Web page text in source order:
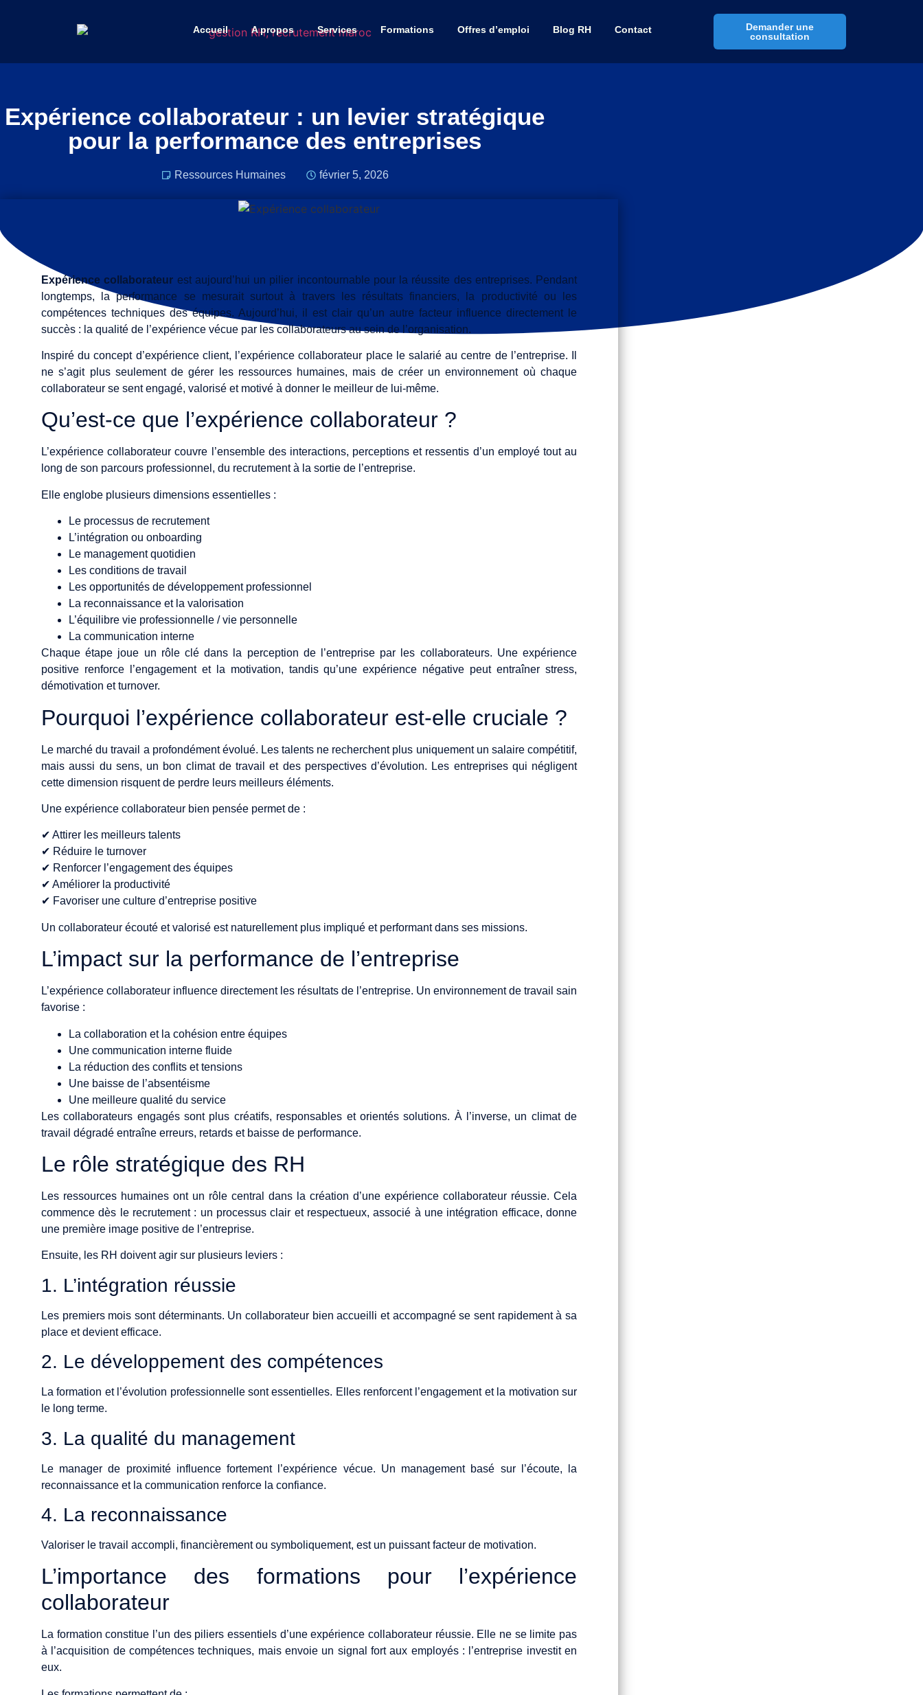
Accueil A propos Services Formations Offres d’emploi Blog RH Contact
Demander une
consultation
Expérience collaborateur : un levier stratégique
pour la performance des entreprises
Ressources Humaines février 5, 2026
Expérience collaborateur est aujourd’hui un pilier incontournable pour la réussite des entreprises. Pendant
longtemps, la performance se mesurait surtout à travers les résultats financiers, la productivité ou les
compétences techniques des équipes. Aujourd’hui, il est clair qu’un autre facteur influence directement le
succès : la qualité de l’expérience vécue par les collaborateurs au sein de l’organisation.
Inspiré du concept d’expérience client, l’expérience collaborateur place le salarié au centre de l’entreprise. Il
ne s’agit plus seulement de gérer les ressources humaines, mais de créer un environnement où chaque
collaborateur se sent engagé, valorisé et motivé à donner le meilleur de lui-même.
Qu’est-ce que l’expérience collaborateur ?
L’expérience collaborateur couvre l’ensemble des interactions, perceptions et ressentis d’un employé tout au
long de son parcours professionnel, du recrutement à la sortie de l’entreprise.
Elle englobe plusieurs dimensions essentielles :
Le processus de recrutement
L’intégration ou onboarding
Le management quotidien
Les conditions de travail
Les opportunités de développement professionnel
La reconnaissance et la valorisation
L’équilibre vie professionnelle / vie personnelle
La communication interne
Chaque étape joue un rôle clé dans la perception de l’entreprise par les collaborateurs. Une expérience
positive renforce l’engagement et la motivation, tandis qu’une expérience négative peut entraîner stress,
démotivation et turnover.
Pourquoi l’expérience collaborateur est-elle cruciale ?
Le marché du travail a profondément évolué. Les talents ne recherchent plus uniquement un salaire compétitif,
mais aussi du sens, un bon climat de travail et des perspectives d’évolution. Les entreprises qui négligent
cette dimension risquent de perdre leurs meilleurs éléments.
Une expérience collaborateur bien pensée permet de :
✔ Attirer les meilleurs talents
✔ Réduire le turnover
✔ Renforcer l’engagement des équipes
✔ Améliorer la productivité
✔ Favoriser une culture d’entreprise positive
Un collaborateur écouté et valorisé est naturellement plus impliqué et performant dans ses missions.
L’impact sur la performance de l’entreprise
L’expérience collaborateur influence directement les résultats de l’entreprise. Un environnement de travail sain
favorise :
La collaboration et la cohésion entre équipes
Une communication interne fluide
La réduction des conflits et tensions
Une baisse de l’absentéisme
Une meilleure qualité du service
Les collaborateurs engagés sont plus créatifs, responsables et orientés solutions. À l’inverse, un climat de
travail dégradé entraîne erreurs, retards et baisse de performance.
Le rôle stratégique des RH
Les ressources humaines ont un rôle central dans la création d’une expérience collaborateur réussie. Cela
commence dès le recrutement : un processus clair et respectueux, associé à une intégration efficace, donne
une première image positive de l’entreprise.
Ensuite, les RH doivent agir sur plusieurs leviers :
1. L’intégration réussie
Les premiers mois sont déterminants. Un collaborateur bien accueilli et accompagné se sent rapidement à sa
place et devient efficace.
2. Le développement des compétences
La formation et l’évolution professionnelle sont essentielles. Elles renforcent l’engagement et la motivation sur
le long terme.
3. La qualité du management
Le manager de proximité influence fortement l’expérience vécue. Un management basé sur l’écoute, la
reconnaissance et la communication renforce la confiance.
4. La reconnaissance
Valoriser le travail accompli, financièrement ou symboliquement, est un puissant facteur de motivation.
L’importance des formations pour l’expérience
collaborateur
La formation constitue l’un des piliers essentiels d’une expérience collaborateur réussie. Elle ne se limite pas
à l’acquisition de compétences techniques, mais envoie un signal fort aux employés : l’entreprise investit en
eux.